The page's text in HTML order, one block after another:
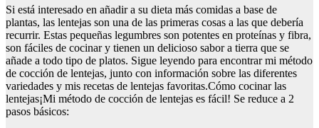
Si está interesado en añadir a su dieta más comidas a base de
plantas, las lentejas son una de las primeras cosas a las que debería
recurrir. Estas pequeñas legumbres son potentes en proteínas y fibra,
son fáciles de cocinar y tienen un delicioso sabor a tierra que se
añade a todo tipo de platos. Sigue leyendo para encontrar mi método
de cocción de lentejas, junto con información sobre las diferentes
variedades y mis recetas de lentejas favoritas.Cómo cocinar las
lentejas¡Mi método de cocción de lentejas es fácil! Se reduce a 2
pasos básicos: